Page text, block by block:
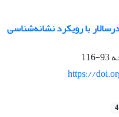
با رویکرد نشانه‌شناسی
93-116
https://